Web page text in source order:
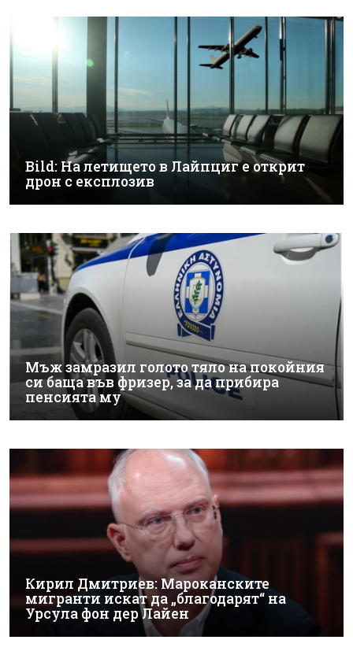
Bild: На летището в Лайпциг е открит
дрон с експлозив
Мъж замразил голото тяло на покойния
си баща във фризер, за да прибира
пенсията му
Кирил Дмитриев: Мароканските
мигранти искат да „благодарят“ на
Урсула фон дер Лайен